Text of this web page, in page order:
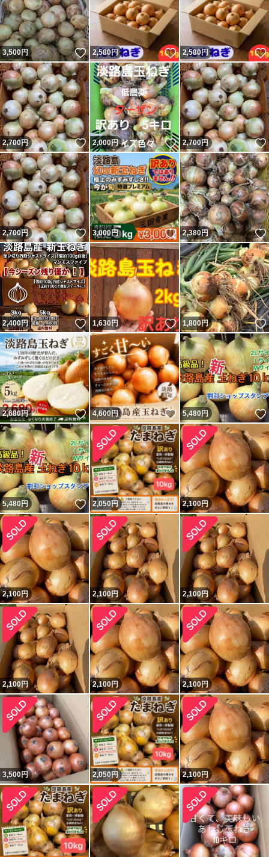
3,500円 いいね！
2,580円 いいね！
2,580円
2,700円 いいね！
2,000円 いいね！
2,700円
2,700円 いいね！
3,000円 いいね！
2,380円
2,400円 いいね！
1,630円 いいね！
1,800円
2,680円 いいね！
4,600円 いいね！
5,480円
5,480円 いいね！
2,050円 2,100円
2,100円 2,100円 2,100円
2,100円 2,100円 2,100円
3,500円 2,050円 2,100円